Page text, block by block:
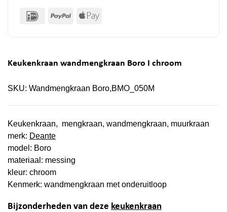
IDeal PayPal Apple
Keukenkraan wandmengkraan Boro I chroom
SKU: Wandmengkraan Boro,BMO_050M
Keukenkraan, mengkraan, wandmengkraan, muurkraan
merk: Deante
model: Boro
materiaal: messing
kleur: chroom
Kenmerk: wandmengkraan met onderuitloop
Bijzonderheden van deze keukenkraan